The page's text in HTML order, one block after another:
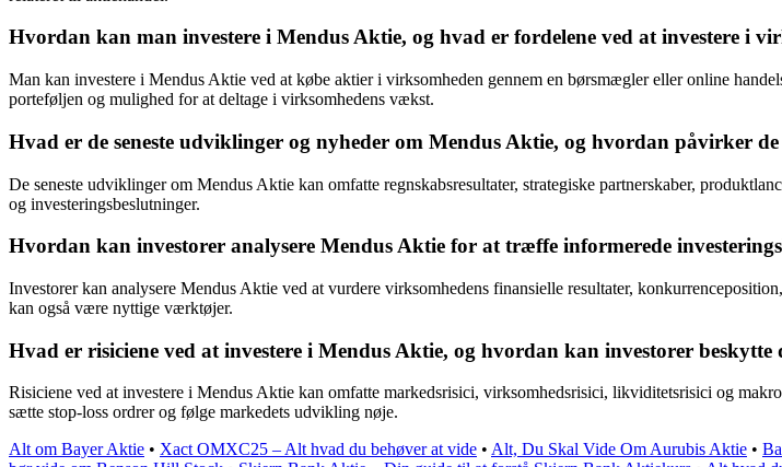
Hvordan kan man investere i Mendus Aktie, og hvad er fordelene ved at investere i
Man kan investere i Mendus Aktie ved at købe aktier i virksomheden gennem en børsmægler eller online
porteføljen og mulighed for at deltage i virksomhedens vækst.
Hvad er de seneste udviklinger og nyheder om Mendus Aktie, og hvordan påvirker
De seneste udviklinger om Mendus Aktie kan omfatte regnskabsresultater, strategiske partnerskaber,
og investeringsbeslutninger.
Hvordan kan investorer analysere Mendus Aktie for at træffe informerede
Investorer kan analysere Mendus Aktie ved at vurdere virksomhedens finansielle resultater,
kan også være nyttige værktøjer.
Hvad er risiciene ved at investere i Mendus Aktie, og hvordan kan investorer beskytte
Risiciene ved at investere i Mendus Aktie kan omfatte markedsrisici, virksomhedsrisici, likviditetsrisici og
sætte stop-loss ordrer og følge markedets udvikling nøje.
Alt om Bayer Aktie • Xact OMXC25 – Alt hvad du behøver at vide • Alt, Du Skal Vide Om Aurubis Aktie •